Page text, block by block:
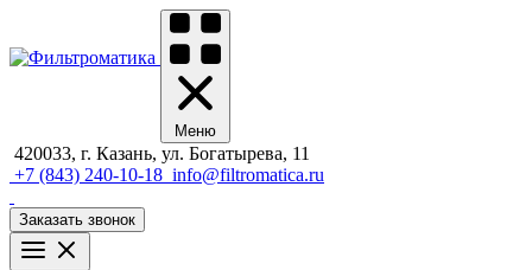
Меню
420033, г. Казань, ул. Богатырева, 11
+7 (843) 240-10-18 info@filtromatica.ru
Заказать звонок